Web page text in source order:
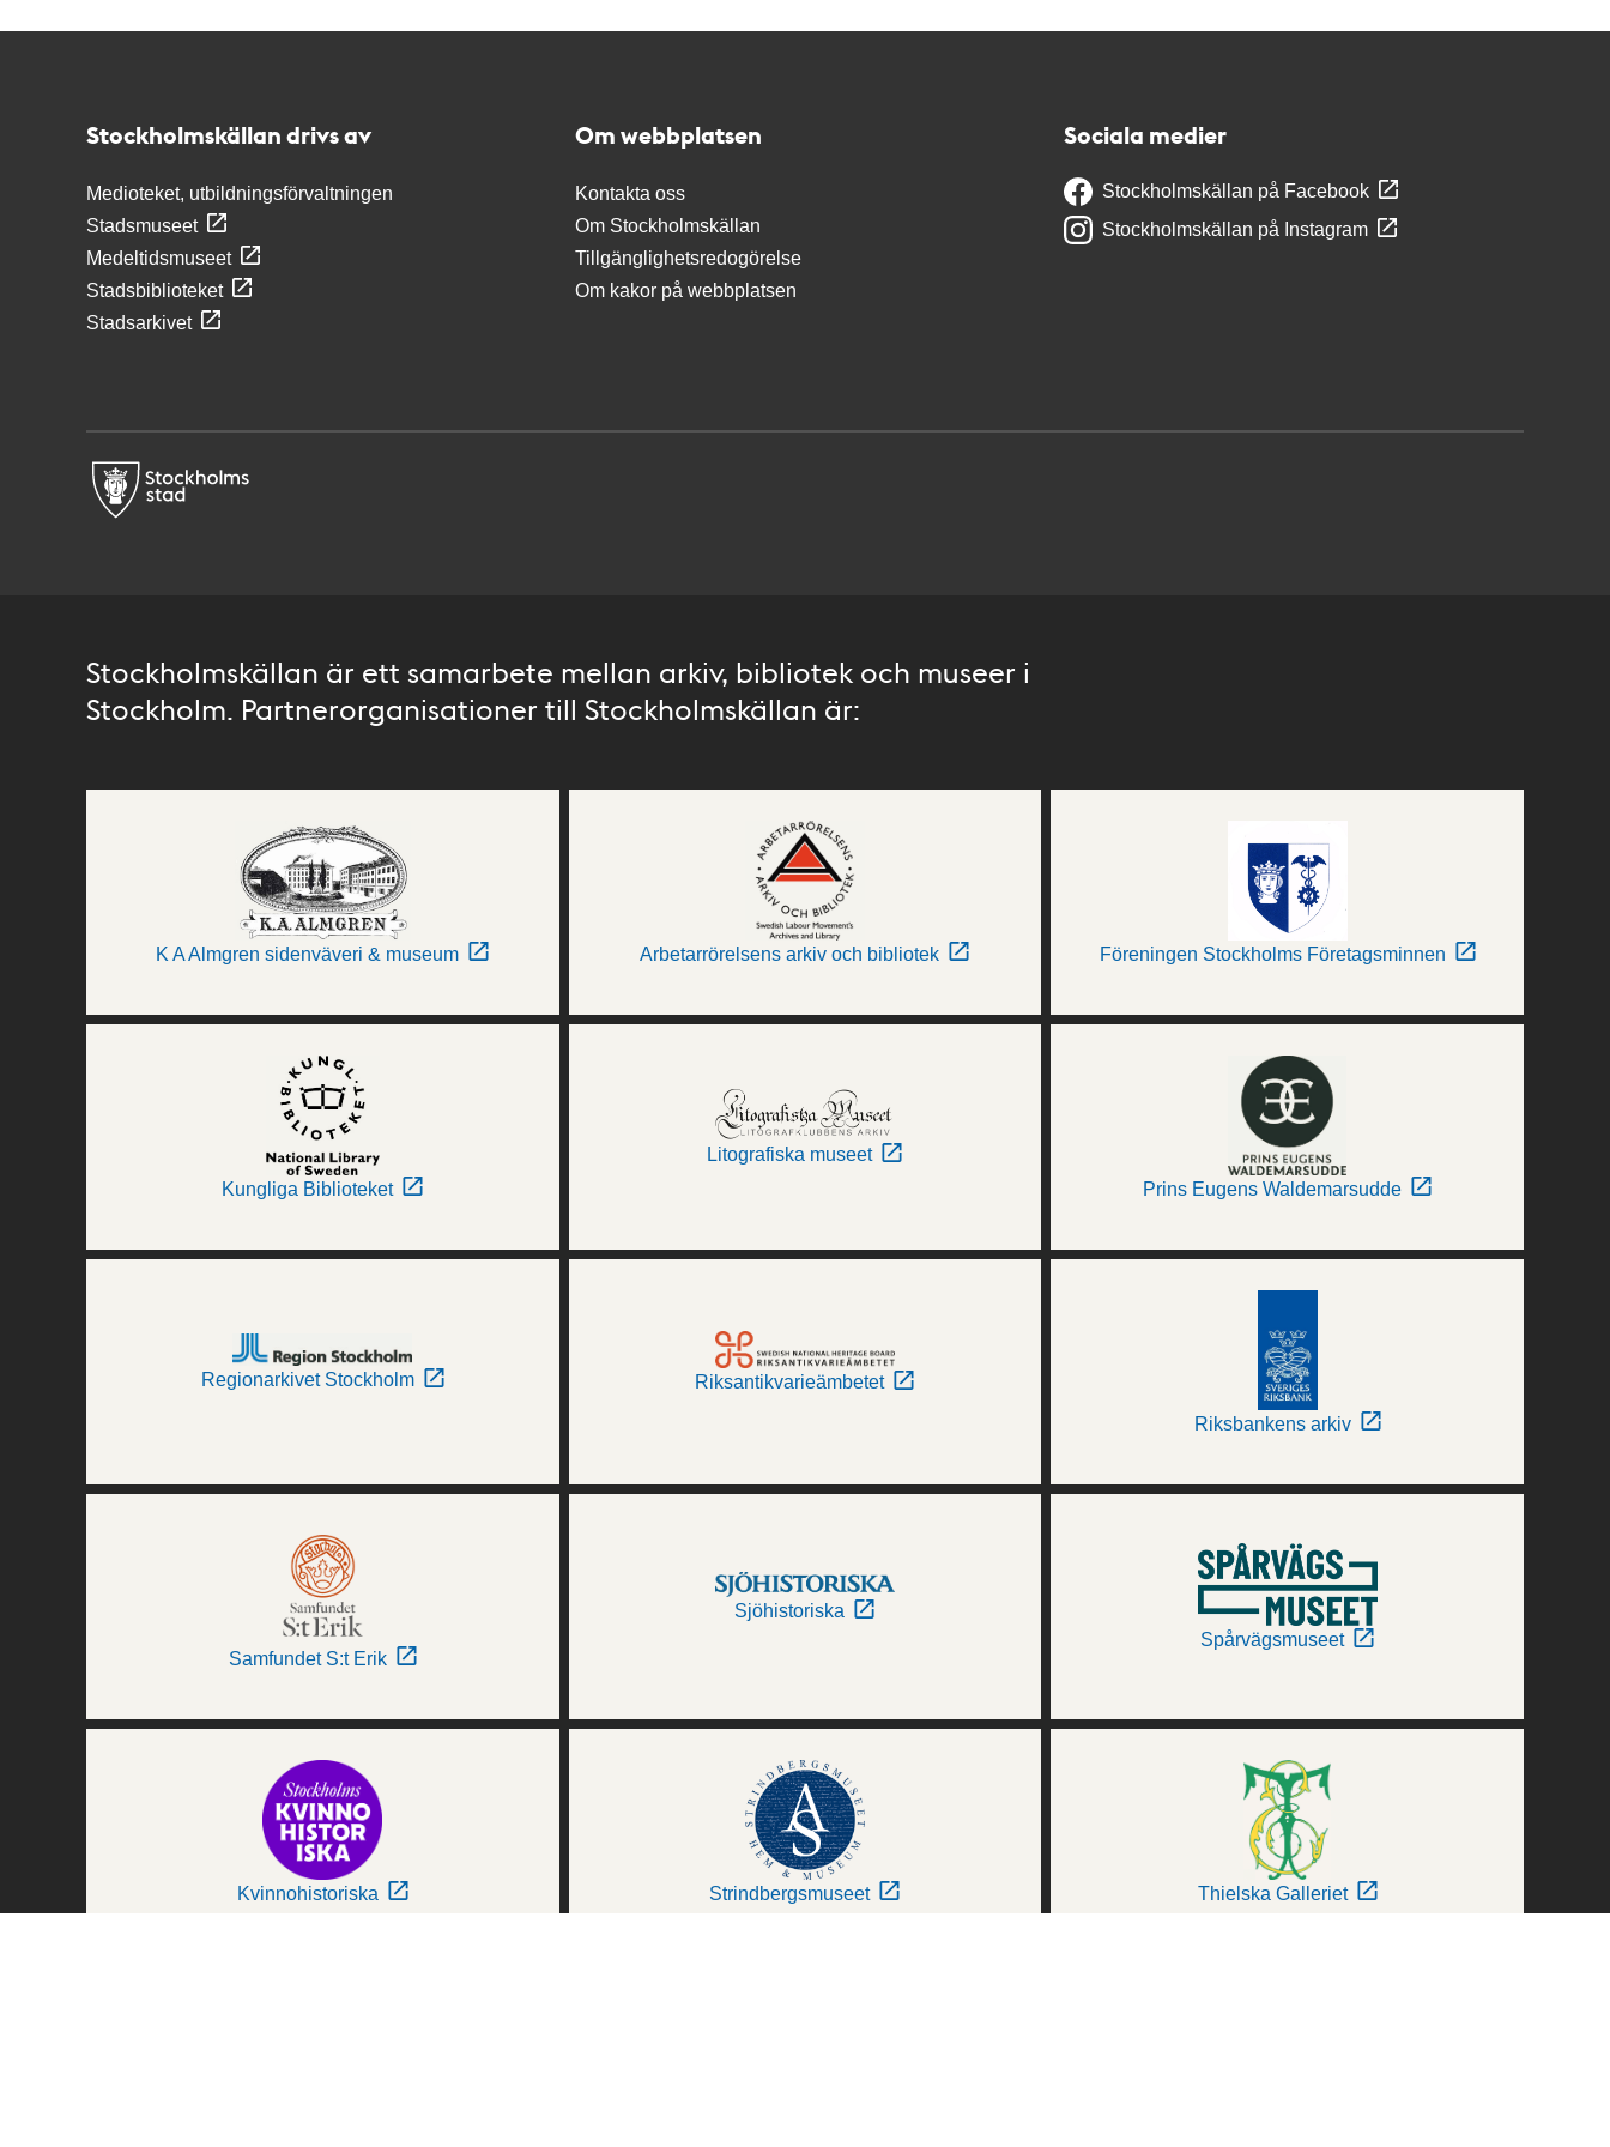
Stockholmskällan drivs av
Medioteket, utbildningsförvaltningen
Stadsmuseet
Medeltidsmuseet
Stadsbiblioteket
Stadsarkivet
Om webbplatsen
Kontakta oss
Om Stockholmskällan
Tillgänglighetsredogörelse
Om kakor på webbplatsen
Sociala medier
Stockholmskällan på Facebook
Stockholmskällan på Instagram
Stockholmskällan är ett samarbete mellan arkiv, bibliotek och museer i
Stockholm. Partnerorganisationer till Stockholmskällan är:
K A Almgren sidenväveri & museum Arbetarrörelsens arkiv och bibliotek Föreningen Stockholms Företagsminnen
Kungliga Biblioteket
Litografiska museet
Prins Eugens Waldemarsudde
Regionarkivet Stockholm Riksantikvarieämbetet
Riksbankens arkiv
Samfundet S:t Erik
Sjöhistoriska
Spårvägsmuseet
Kvinnohistoriska Strindbergsmuseet Thielska Galleriet